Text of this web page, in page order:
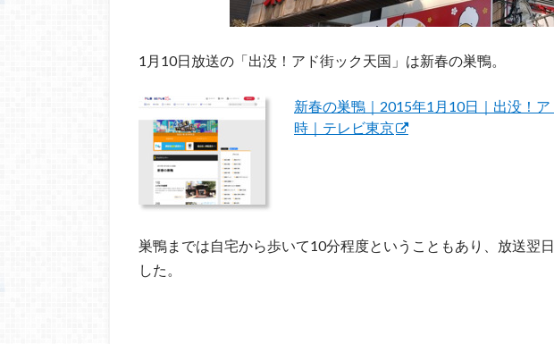
1月10日放送の「出没！アド街ック天国」は新春の巣鴨。
新春の巣鴨｜2015年1月10日｜出没！
時｜テレビ東京
巣鴨までは自宅から歩いて10分程度ということもあり、放送翌
した。